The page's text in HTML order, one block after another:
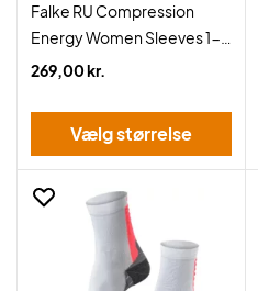
Falke RU Compression
Energy Women Sleeves 1-
Pack Black
269,00 kr.
Vælg størrelse